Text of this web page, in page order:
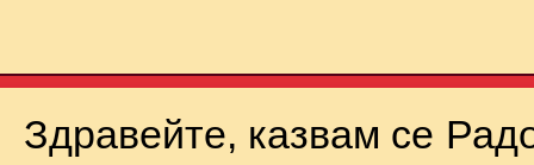
Здравейте, казвам се